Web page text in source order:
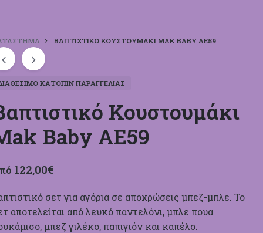
ΒΑΠΤΙΣΤΙΚΌ ΚΟΥΣΤΟΥΜΆΚΙ MAK BABY ΑΕ59
ΚΑΤΌΠΙΝ ΠΑΡΑΓΓΕΛΊΑΣ
Κουστουμάκι
Baby ΑΕ59
122,00€
σετ για αγόρια σε αποχρώσεις μπεζ-μπλε. Το
αποτελείται από λευκό παντελόνι, μπλε πουα
μπεζ γιλέκο, παπιγιόν και καπέλο.